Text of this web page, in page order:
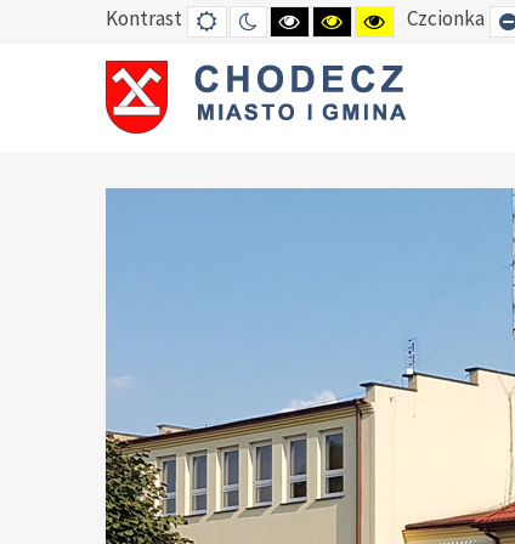
Kontrast DEFAULT
MODE
TRYB
NOCNY
HIGH
CONTRAST
BLACK
WHITE
MODE
HIGH
CONTRAST
BLACK
YELLOW
MODE
HIGH
CONTRAST
YELLOW
BLACK
MODE
Czcionka